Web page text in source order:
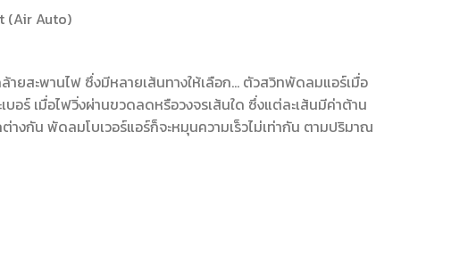
(Air Auto)
ยสะพานไฟ ซึ่งมีหลายเส้นทางให้เลือก… ตัวสวิทพัดลมแอร์เมื่อ
อร์ เมื่อไฟวิ่งผ่านขวดลดหรือวงจรเส้นใด ซึ่งแต่ละเส้นมีค่าต้าน
กัน พัดลมโบเวอร์แอร์ก็จะหมุนความเร็วไม่เท่ากัน ตามปริมาณ